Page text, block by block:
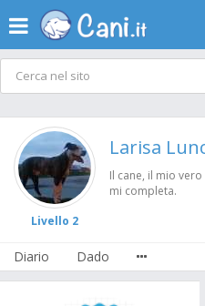
Livello 2
Larisa
Il cane, il mio
mi completa.
Diario Dado